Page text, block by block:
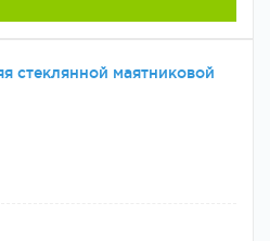
стеклянной маятниковой